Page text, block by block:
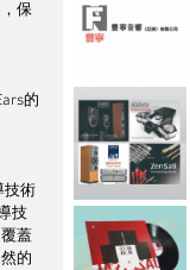
保
的
技術
技
蓋
的